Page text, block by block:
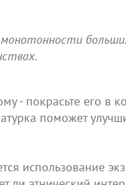
- покрасьте его в
поможет
использование